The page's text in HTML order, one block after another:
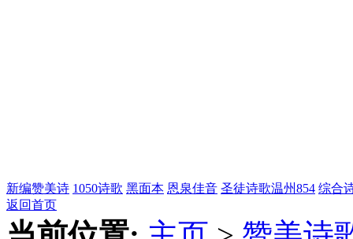
新编赞美诗 1050诗歌 黑面本 恩泉佳音 圣徒诗歌温州854 综合
返回首页